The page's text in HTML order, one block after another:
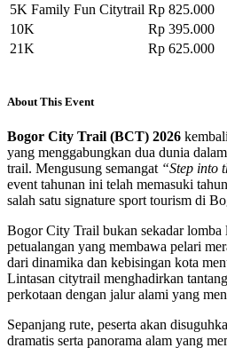
5K Family Fun Citytrail Rp 825.000
10K
Rp 395.000
21K
Rp 625.000
About This Event
Bogor City Trail (BCT) 2026
yang menggabungkan dua dunia
trail. Mengusung semangat “Step into
event tahunan ini telah memasuki
salah satu signature sport tourism di
Bogor City Trail bukan sekadar lomba
petualangan yang membawa pelari
dari dinamika dan kebisingan kota
Lintasan citytrail menghadirkan
perkotaan dengan jalur alami yang
Sepanjang rute, peserta akan
dramatis serta panorama alam yang